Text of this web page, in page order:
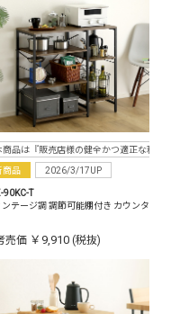
のため指定価格制度に準拠した販売』をお
商品は『販売店様の健全かつ適正な利益確
商品 2026/3/17UP
90KC-T
ンテージ調 調節可能棚付き カウンタ
売価 ￥9,910 (税抜)